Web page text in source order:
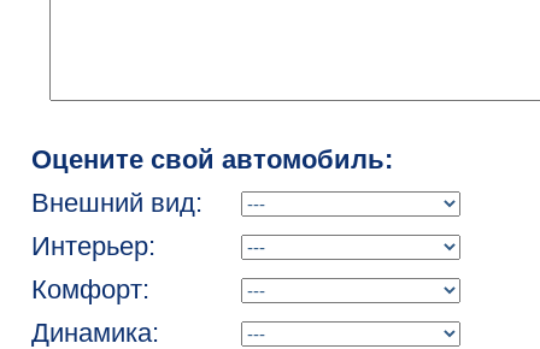
Оцените свой автомобиль:
Внешний вид:
Интерьер:
Комфорт:
Динамика: